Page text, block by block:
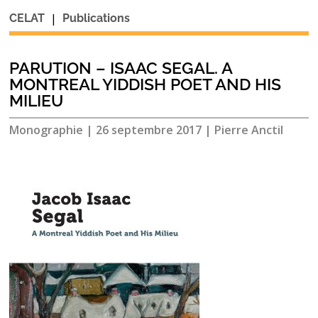
CELAT | Publications
PARUTION – ISAAC SEGAL. A
MONTREAL YIDDISH POET AND HIS
MILIEU
Monographie | 26 septembre 2017 | Pierre Anctil